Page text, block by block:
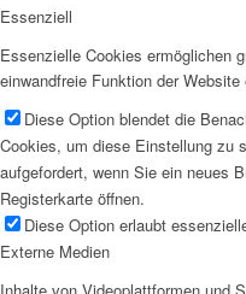
Essenziell
Essenzielle Cookies ermöglichen
einwandfreie Funktion der Website
Diese Option blendet die
Cookies, um diese Einstellung zu
aufgefordert, wenn Sie ein neues
Registerkarte öffnen.
Diese Option erlaubt
Externe Medien